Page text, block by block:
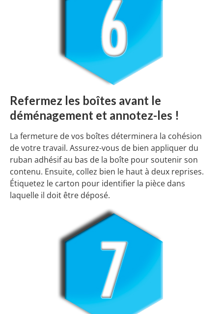
Refermez les boîtes avant le
déménagement et annotez-les !
La fermeture de vos boîtes déterminera la cohésion
de votre travail. Assurez-vous de bien appliquer du
ruban adhésif au bas de la boîte pour soutenir son
contenu. Ensuite, collez bien le haut à deux reprises.
Étiquetez le carton pour identifier la pièce dans
laquelle il doit être déposé.